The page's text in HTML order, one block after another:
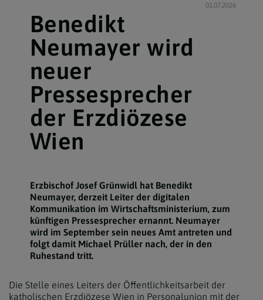
01.07.2026
Benedikt
Neumayer wird
neuer
Pressesprecher
der Erzdiözese
Wien
Erzbischof Josef Grünwidl hat Benedikt
Neumayer, derzeit Leiter der digitalen
Kommunikation im Wirtschaftsministerium, zum
künftigen Pressesprecher ernannt. Neumayer
wird im September sein neues Amt antreten und
folgt damit Michael Prüller nach, der in den
Ruhestand tritt.
Die Stelle eines Leiters der Öffentlichkeitsarbeit der
katholischen Erzdiözese Wien in Personalunion mit der